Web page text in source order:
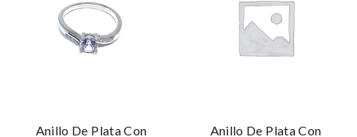
Anillo De Plata Con Anillo De Plata Con